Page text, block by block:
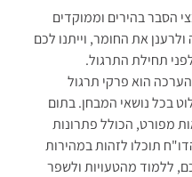
הסבר בהירים וממוקדים
את החומר, וייתנו לכם
תחילת התרגול.
הוא פרקי תרגול
בכל נושאי המבחן. בתום
מפורט, הכולל פתרונות
תוכלו לזהות במהירות
ללמוד מהטעויות ולשפר